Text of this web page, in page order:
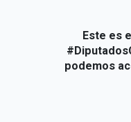
Este es
podemos